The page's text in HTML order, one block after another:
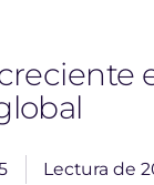
Lectura de